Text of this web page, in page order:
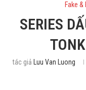
Fake
SERIES
tác giả Luu Van Luong